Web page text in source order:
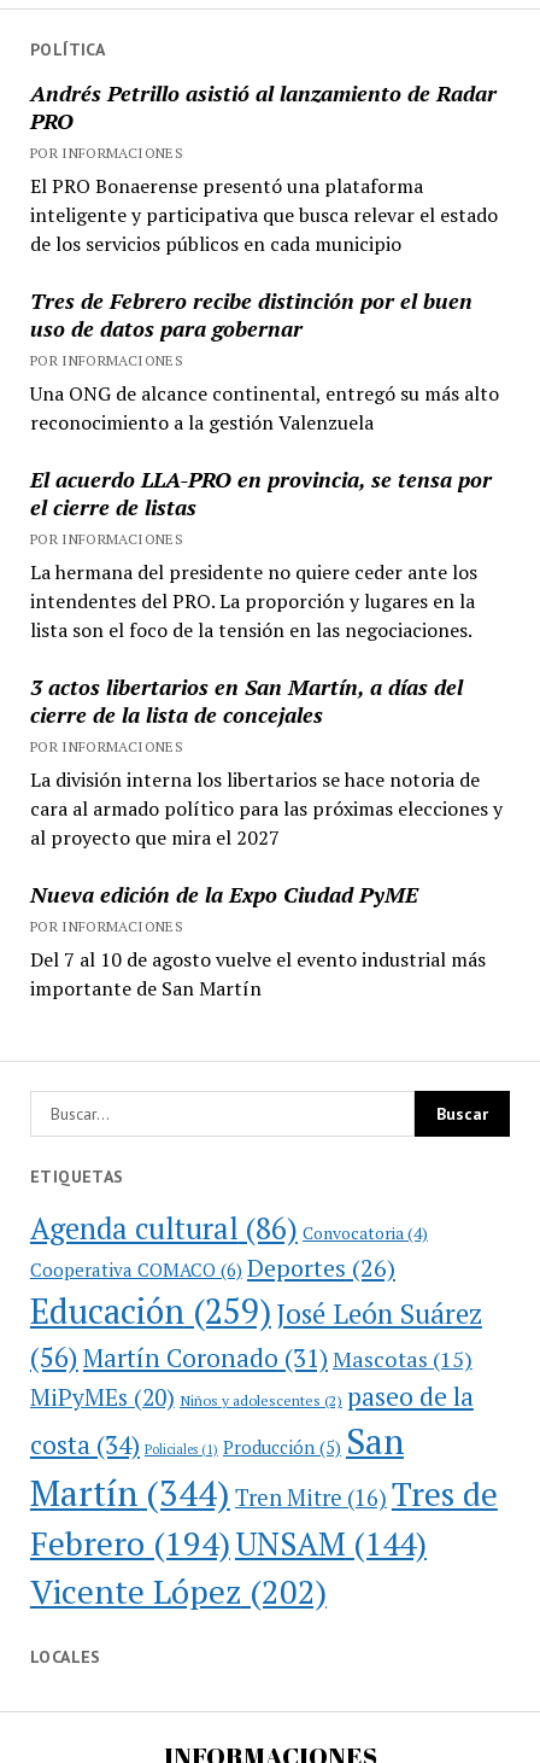
POLÍTICA
Andrés Petrillo asistió al lanzamiento de Radar
PRO
POR INFORMACIONES
El PRO Bonaerense presentó una plataforma
inteligente y participativa que busca relevar el estado
de los servicios públicos en cada municipio
Tres de Febrero recibe distinción por el buen
uso de datos para gobernar
POR INFORMACIONES
Una ONG de alcance continental, entregó su más alto
reconocimiento a la gestión Valenzuela
El acuerdo LLA-PRO en provincia, se tensa por
el cierre de listas
POR INFORMACIONES
La hermana del presidente no quiere ceder ante los
intendentes del PRO. La proporción y lugares en la
lista son el foco de la tensión en las negociaciones.
3 actos libertarios en San Martín, a días del
cierre de la lista de concejales
POR INFORMACIONES
La división interna los libertarios se hace notoria de
cara al armado político para las próximas elecciones y
al proyecto que mira el 2027
Nueva edición de la Expo Ciudad PyME
POR INFORMACIONES
Del 7 al 10 de agosto vuelve el evento industrial más
importante de San Martín
ETIQUETAS
Agenda cultural (86) Convocatoria (4)
Cooperativa COMACO(6) Deportes (26)
Educación(259)José León Suárez
(56)Martín Coronado (31) Mascotas (15)
MiPyMEs (20) Niños y adolescentes (2) paseo de la
costa(34) Policiales(1) Producción(5) San
Martín(344) Tren Mitre (16) Tres de
Febrero (194)UNSAM (144)
Vicente López (202)
LOCALES
INFORMACIONES